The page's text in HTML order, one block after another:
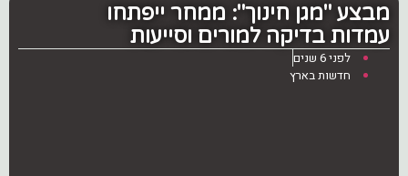
מבצע "מגן חינוך": ממחר ייפתחו
עמדות בדיקה למורים וסייעות
לפני 6 שנים
חדשות בארץ